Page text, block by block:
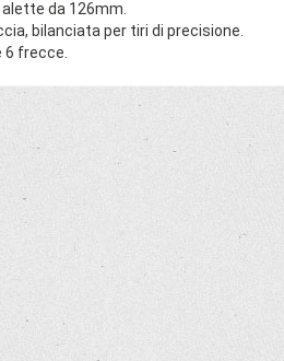
da 126mm.
bilanciata per tiri di precisione.
6 frecce.